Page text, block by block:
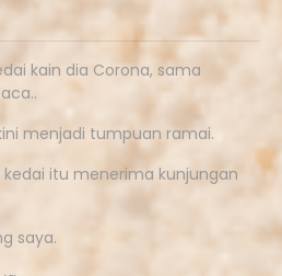
kain dia Corona, sama
menjadi tumpuan ramai.
kedai itu menerima kunjungan
saya.